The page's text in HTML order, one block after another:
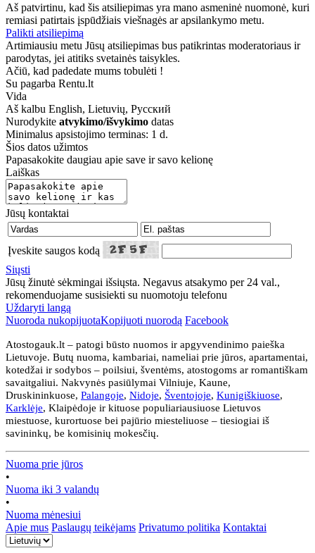
Aš patvirtinu, kad šis atsiliepimas yra mano asmeninė nuomonė, kuri
remiasi patirtais įspūdžiais viešnagės ar apsilankymo metu.
Palikti atsiliepimą
Artimiausiu metu Jūsų atsiliepimas bus patikrintas moderatoriaus ir
parodytas, jei atitiks svetainės taisykles.
Ačiū, kad padedate mums tobulėti !
Su pagarba Rentu.lt
Vida
Aš kalbu English, Lietuvių, Русский
Nurodykite atvykimo/išvykimo datas
Minimalus apsistojimo terminas: 1 d.
Šios datos užimtos
Papasakokite daugiau apie save ir savo kelionę
Laiškas
Jūsų kontaktai
Įveskite saugos kodą
Siųsti
Jūsų žinutė sėkmingai išsiųsta. Negavus atsakymo per 24 val.,
rekomenduojame susisiekti su nuomotoju telefonu
Uždaryti langą
Nuoroda nukopijuotaKopijuoti nuorodą Facebook
Atostogauk.lt – patogi būsto nuomos ir apgyvendinimo paieška
Lietuvoje. Butų nuoma, kambariai, nameliai prie jūros, apartamentai,
kotedžai ir sodybos – poilsiui, šventėms, atostogoms ar romantiškam
savaitgaliui. Nakvynės pasiūlymai Vilniuje, Kaune,
Druskininkuose, Palangoje, Nidoje, Šventojoje, Kunigiškiuose,
Karklėje, Klaipėdoje ir kituose populiariausiuose Lietuvos
miestuose, kurortuose bei pajūrio miesteliuose – tiesiogiai iš
savininkų, be komisinių mokesčių.
Nuoma prie jūros
•
Nuoma iki 3 valandų
•
Nuoma mėnesiui
Apie mus Paslaugų teikėjams Privatumo politika Kontaktai